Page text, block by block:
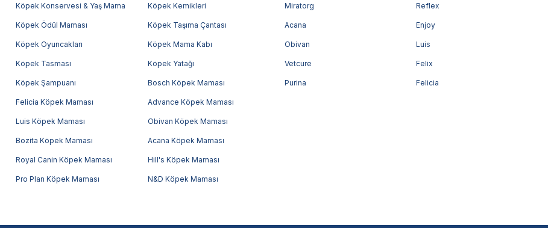
Köpek Konservesi & Yaş Mama Köpek Kemikleri
Köpek Ödül Maması Köpek Taşıma Çantası
Köpek Oyuncakları Köpek Mama Kabı
Köpek Tasması Köpek Yatağı
Köpek Şampuanı Bosch Köpek Maması
Felicia Köpek Maması Advance Köpek Maması
Luis Köpek Maması Obivan Köpek Maması
Bozita Köpek Maması Acana Köpek Maması
Royal Canin Köpek Maması Hill's Köpek Maması
Pro Plan Köpek Maması N&D Köpek Maması
Miratorg Reflex
Acana Enjoy
Obivan Luis
Vetcure Felix
Purina Felicia